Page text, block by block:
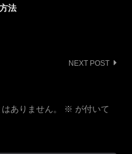
法
NEXT POST
ありません。 ※ が付いて